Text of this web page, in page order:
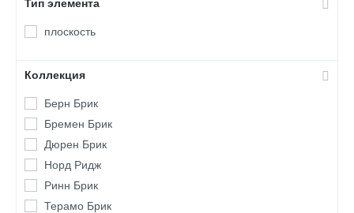
Тип элемента
плоскость
Коллекция
Берн Брик
Бремен Брик
Дюрен Брик
Норд Ридж
Ринн Брик
Терамо Брик